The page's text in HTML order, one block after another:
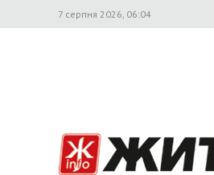
7 серпня 2026, 06:04